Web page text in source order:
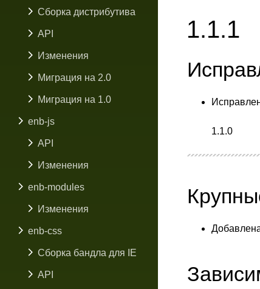
Сборка дистрибутива
API
Изменения
Миграция на 2.0
Миграция на 1.0
enb-js
API
Изменения
enb-modules
Изменения
enb-css
Сборка бандла для IE
API
1.1.1
1.1.0